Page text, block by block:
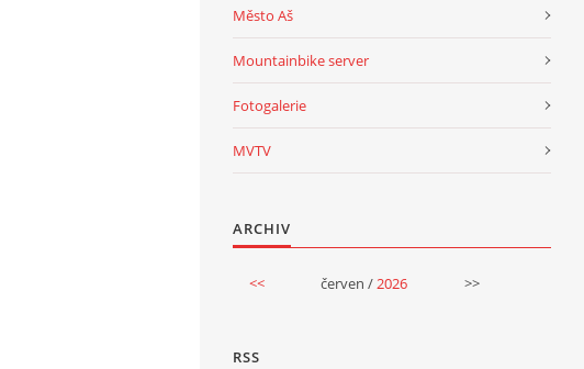
Město Aš
Mountainbike server
Fotogalerie
MVTV
ARCHIV
<< červen /2026 >>
RSS